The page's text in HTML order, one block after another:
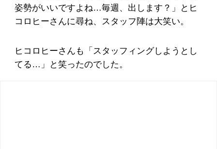
姿勢がいいですよね…毎週、出します？」とヒ
コロヒーさんに尋ね、スタッフ陣は大笑い。
ヒコロヒーさんも「スタッフィングしようとし
てる…」と笑ったのでした。